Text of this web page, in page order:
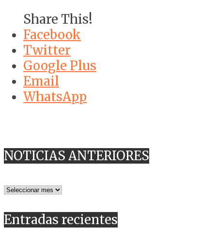
Share This!
Facebook
Twitter
Google Plus
Email
WhatsApp
NOTICIAS ANTERIORES
NOTICIAS
Entradas recientes